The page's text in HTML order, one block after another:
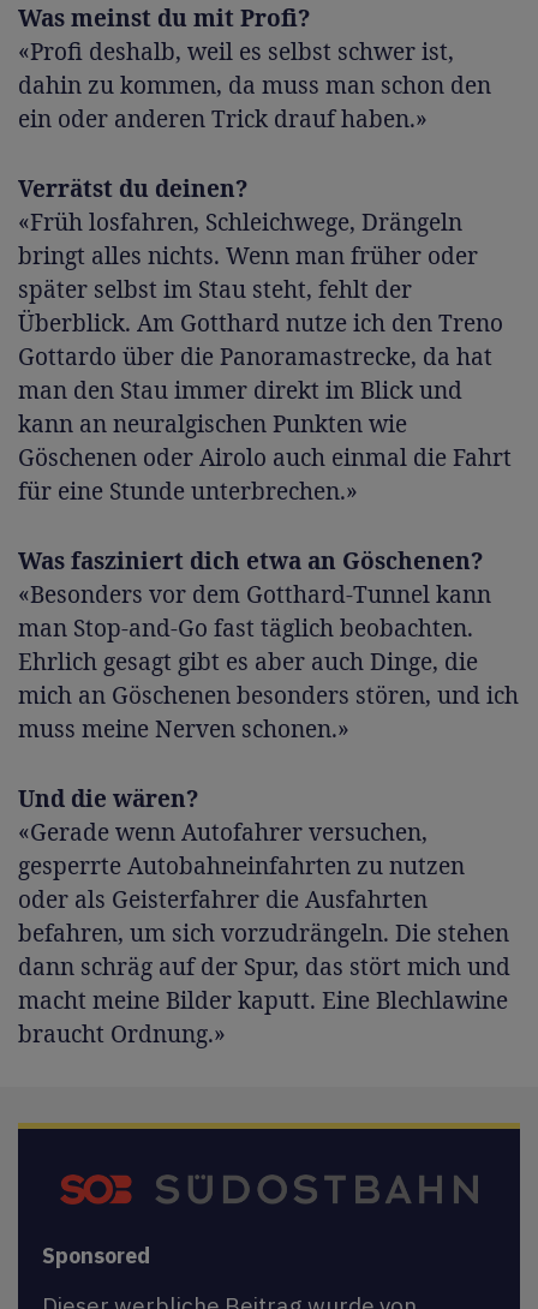
Was meinst du mit Profi?
«Profi deshalb, weil es selbst schwer ist,
dahin zu kommen, da muss man schon den
ein oder anderen Trick drauf haben.»
Verrätst du deinen?
«Früh losfahren, Schleichwege, Drängeln
bringt alles nichts. Wenn man früher oder
später selbst im Stau steht, fehlt der
Überblick. Am Gotthard nutze ich den Treno
Gottardo über die Panoramastrecke, da hat
man den Stau immer direkt im Blick und
kann an neuralgischen Punkten wie
Göschenen oder Airolo auch einmal die Fahrt
für eine Stunde unterbrechen.»
Was fasziniert dich etwa an Göschenen?
«Besonders vor dem Gotthard-Tunnel kann
man Stop-and-Go fast täglich beobachten.
Ehrlich gesagt gibt es aber auch Dinge, die
mich an Göschenen besonders stören, und ich
muss meine Nerven schonen.»
Und die wären?
«Gerade wenn Autofahrer versuchen,
gesperrte Autobahneinfahrten zu nutzen
oder als Geisterfahrer die Ausfahrten
befahren, um sich vorzudrängeln. Die stehen
dann schräg auf der Spur, das stört mich und
macht meine Bilder kaputt. Eine Blechlawine
braucht Ordnung.»
Sponsored